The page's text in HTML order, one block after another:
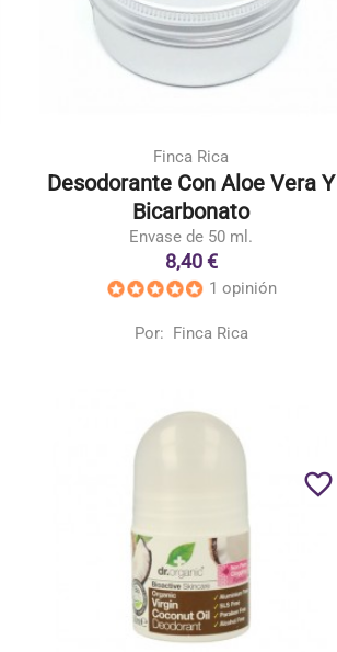
Finca Rica
Desodorante Con Aloe Vera Y
Bicarbonato
Envase de 50 ml.
8,40 €
1 opinión
Por: Finca Rica
favorite_border